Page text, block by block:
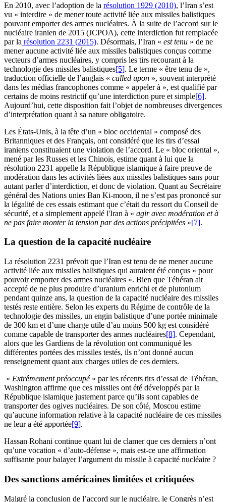
En 2010, avec l’adoption de la résolution 1929 (2010), l’Iran s’est
vu « interdire » de mener toute activité liée aux missiles balistiques
pouvant emporter des armes nucléaires. À la suite de l’accord sur le
nucléaire iranien de 2015 (JCPOA), cette interdiction fut remplacée
par la résolution 2231 (2015). Désormais, l’Iran « est tenu » de ne
mener aucune activité liée aux missiles balistiques conçus comme
vecteurs d’armes nucléaires, y compris les tirs recourant à la
technologie des missiles balistiques[5]. Le terme « être tenu de »,
traduction officielle de l’anglais « called upon », souvent interprété
dans les médias francophones comme « appeler à », est qualifié par
certains de moins restrictif qu’une interdiction pure et simple[6].
Aujourd’hui, cette disposition fait l’objet de nombreuses divergences
d’interprétation quant à sa nature obligatoire.
Les États-Unis, à la tête d’un « bloc occidental » composé des
Britanniques et des Français, ont considéré que les tirs d’essai
iraniens constituaient une violation de l’accord. Le « bloc oriental »,
mené par les Russes et les Chinois, estime quant à lui que la
résolution 2231 appelle la République islamique à faire preuve de
modération dans les activités liées aux missiles balistiques sans pour
autant parler d’interdiction, et donc de violation. Quant au Secrétaire
général des Nations unies Ban Ki-moon, il ne s’est pas prononcé sur
la légalité de ces essais estimant que c’était du ressort du Conseil de
sécurité, et a simplement appelé l'Iran à « agir avec modération et à
ne pas faire monter la tension par des actions précipitées »[7].
La question de la capacité nucléaire
La résolution 2231 prévoit que l’Iran est tenu de ne mener aucune
activité liée aux missiles balistiques qui auraient été conçus « pour
pouvoir emporter des armes nucléaires ». Bien que Téhéran ait
accepté de ne plus produire d’uranium enrichi et de plutonium
pendant quinze ans, la question de la capacité nucléaire des missiles
testés reste entière. Selon les experts du Régime de contrôle de la
technologie des missiles, un engin balistique d’une portée minimale
de 300 km et d’une charge utile d’au moins 500 kg est considéré
comme capable de transporter des armes nucléaires[8]. Cependant,
alors que les Gardiens de la révolution ont communiqué les
différentes portées des missiles testés, ils n’ont donné aucun
renseignement quant aux charges utiles de ces derniers.
« Extrêmement préoccupé» par les récents tirs d’essai de Téhéran,
Washington affirme que ces missiles ont été développés par la
République islamique justement parce qu’ils sont capables de
transporter des ogives nucléaires. De son côté, Moscou estime
qu’aucune information relative à la capacité nucléaire de ces missiles
ne leur a été apportée[9].
Hassan Rohani continue quant lui de clamer que ces derniers n’ont
qu’une vocation « d’auto-défense », mais est-ce une affirmation
suffisante pour balayer l’argument du missile à capacité nucléaire ?
Des sanctions américaines limitées et critiquées
Malgré la conclusion de l’accord sur le nucléaire, le Congrès n’est